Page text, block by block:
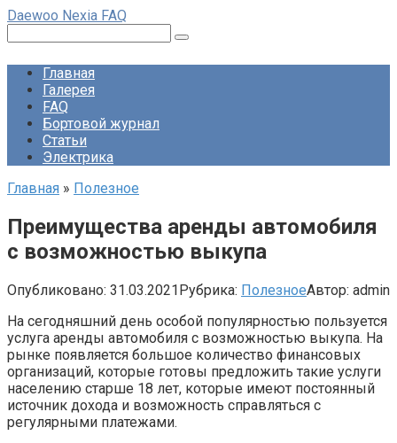
Перейти
контенту
Daewoo Nexia FAQ
Главная
Галерея
FAQ
Бортовой журнал
Статьи
Электрика
Главная » Полезное
Преимущества аренды автомобиля
с возможностью выкупа
Опубликовано: 31.03.2021Рубрика: ПолезноеАвтор: admin
На сегодняшний день особой популярностью пользуется
услуга аренды автомобиля с возможностью выкупа. На
рынке появляется большое количество финансовых
организаций, которые готовы предложить такие услуги
населению старше 18 лет, которые имеют постоянный
источник дохода и возможность справляться с
регулярными платежами.